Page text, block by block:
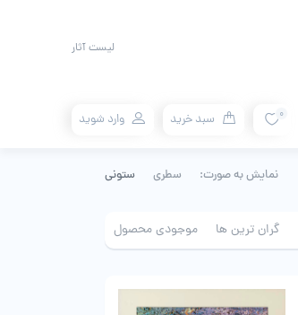
لیست آثار
0 سبد خرید وارد شوید
نمایش به صورت: سطری ستونی
گران ترین ها موجودی محصول